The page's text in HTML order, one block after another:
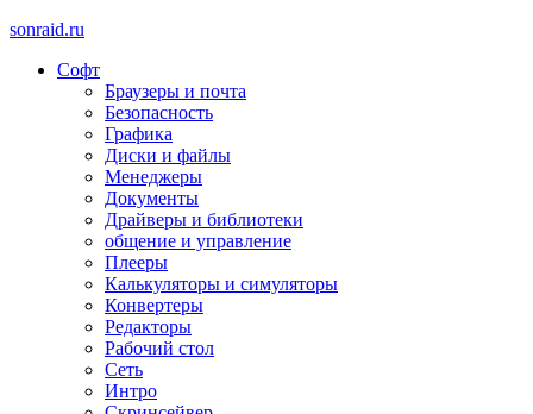
sonraid.ru
Скачивай программы, мини игры
Софт
Браузеры и почта
Безопасность
Графика
Диски и файлы
Менеджеры
Документы
Драйверы и библиотеки
общение и управление
Плееры
Калькуляторы и симуляторы
Конвертеры
Редакторы
Рабочий стол
Сеть
Интро